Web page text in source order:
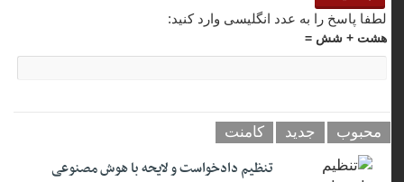
لطفا پاسخ را به عدد انگلیسی وارد کنید:
هشت + شش =
محبوب جدید کامنت
تنظیم دادخواست و لایحه با هوش مصنوعی